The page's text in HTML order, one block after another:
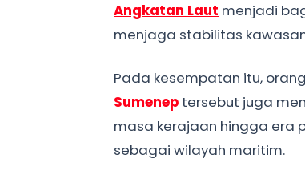
Angkatan Laut menjadi
menjaga stabilitas
Pada kesempatan itu,
Sumenep tersebut juga
masa kerajaan hingga era
sebagai wilayah maritim.